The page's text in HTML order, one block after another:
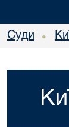
Суди •